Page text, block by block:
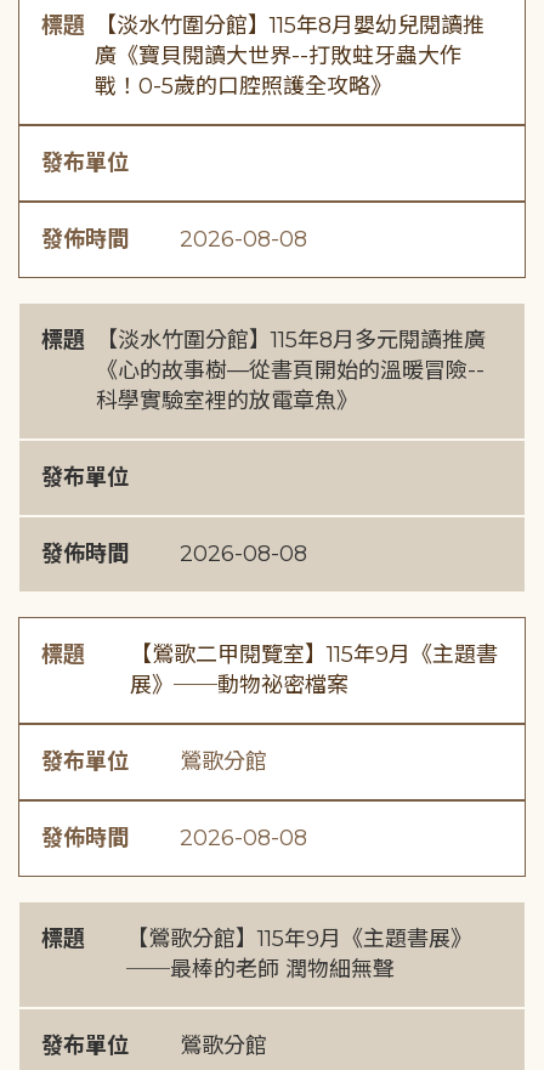
標題
【淡水竹圍分館】115年8月嬰幼兒閱讀推
廣《寶貝閱讀大世界--打敗蛀牙蟲大作
戰！0-5歲的口腔照護全攻略》
發布單位
發佈時間 2026-08-08
標題
【淡水竹圍分館】115年8月多元閱讀推廣
《心的故事樹—從書頁開始的溫暖冒險--
科學實驗室裡的放電章魚》
發布單位
發佈時間 2026-08-08
標題
【鶯歌二甲閱覽室】115年9月《主題書
展》──動物祕密檔案
發布單位 鶯歌分館
發佈時間 2026-08-08
標題
【鶯歌分館】115年9月《主題書展》
──最棒的老師 潤物細無聲
發布單位 鶯歌分館